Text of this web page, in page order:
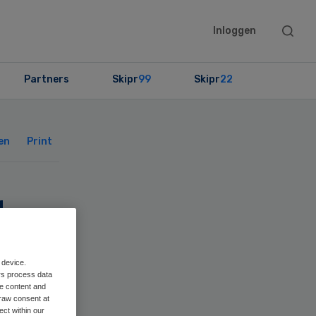
Inloggen
Search
Partners Skipr99 Skipr22
Print
process data
content and
consent at
within our